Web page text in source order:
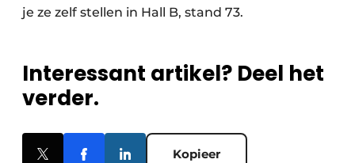
je ze zelf stellen in Hall B, stand 73.
Interessant artikel? Deel het
verder.
Kopieer